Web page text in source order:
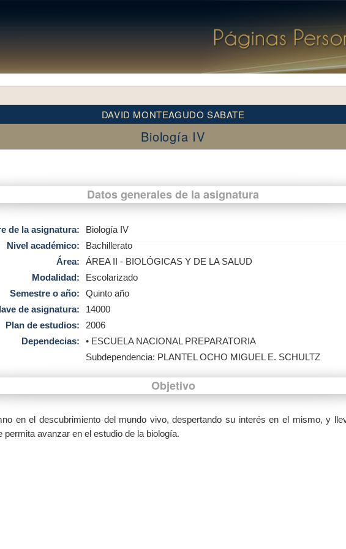
DAVID MONTEAGUDO SABATE
Biología IV
Datos generales de la asignatura
de la asignatura:
Biología IV
Nivel académico:
Bachillerato
Área:
ÁREA II - BIOLÓGICAS Y DE LA SALUD
Modalidad:
Escolarizado
Semestre o año:
Quinto año
de asignatura:
14000
Plan de estudios:
2006
Dependecias:
• ESCUELA NACIONAL PREPARATORIA
Subdependencia: PLANTEL OCHO MIGUEL E. SCHULTZ
Objetivo
en el descubrimiento del mundo vivo, despertando su interés en el mismo, y
permita avanzar en el estudio de la biología.